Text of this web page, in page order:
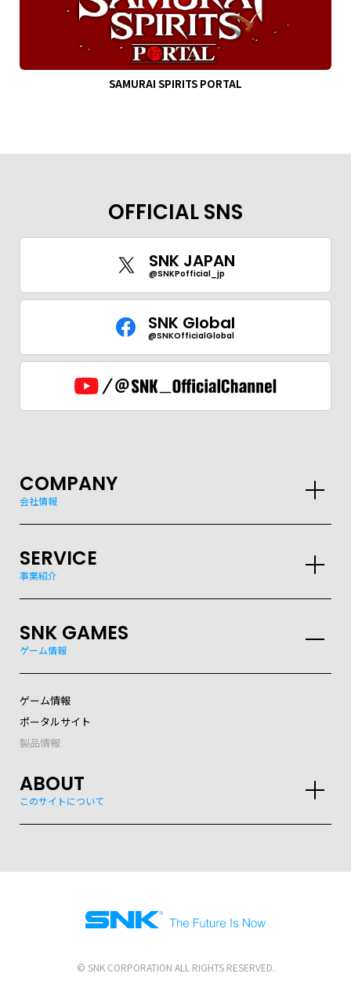
SAMURAI SPIRITS PORTAL
OFFICIAL SNS
SNK JAPAN
@SNKPofficial_jp
SNK Global
@SNKOfficialGlobal
COMPANY
会社情報
SERVICE
事業紹介
SNK GAMES
ゲーム情報
ゲーム情報
ポータルサイト
製品情報
ABOUT
このサイトについて
株式会社SNK
© SNK CORPORATION ALL RIGHTS RESERVED.